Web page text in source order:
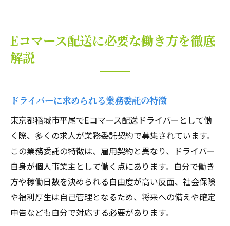
Eコマース配送に必要な働き方を徹底
解説
ドライバーに求められる業務委託の特徴
東京都稲城市平尾でEコマース配送ドライバーとして働
く際、多くの求人が業務委託契約で募集されています。
この業務委託の特徴は、雇用契約と異なり、ドライバー
自身が個人事業主として働く点にあります。自分で働き
方や稼働日数を決められる自由度が高い反面、社会保険
や福利厚生は自己管理となるため、将来への備えや確定
申告なども自分で対応する必要があります。